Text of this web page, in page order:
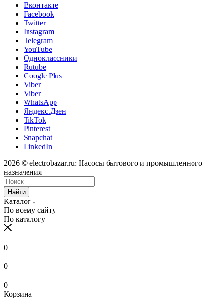
Вконтакте
Facebook
Twitter
Instagram
Telegram
YouTube
Одноклассники
Rutube
Google Plus
Viber
Viber
WhatsApp
Яндекс.Дзен
TikTok
Pinterest
Snapchat
LinkedIn
2026 © electrobazar.ru: Насосы бытового и промышленного
назначения
Найти
Каталог
По всему сайту
По каталогу
0
0
0
Корзина